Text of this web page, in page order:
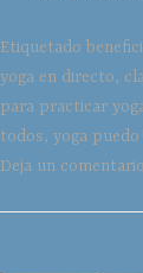
Etiquetado
yoga en directo,
para practicar
todos, yoga
Deja un comentario